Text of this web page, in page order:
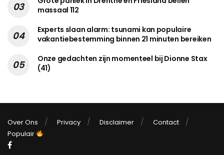
massaal 112
Experts slaan alarm: tsunami kan populaire
vakantiebestemming binnen 21 minuten bereiken
Onze gedachten zijn momenteel bij Dionne Stax
(41)
Over Ons Privacy Disclaimer
Contact
Populair